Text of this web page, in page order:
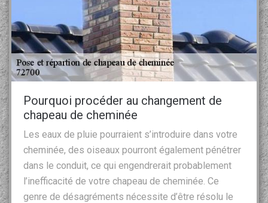
Pourquoi procéder au changement de
chapeau de cheminée
Les eaux de pluie pourraient s’introduire dans votre
cheminée, des oiseaux pourront également pénétrer
dans le conduit, ce qui engendrerait probablement
l’inefficacité de votre chapeau de cheminée. Ce
genre de désagréments nécessite d’être résolu le